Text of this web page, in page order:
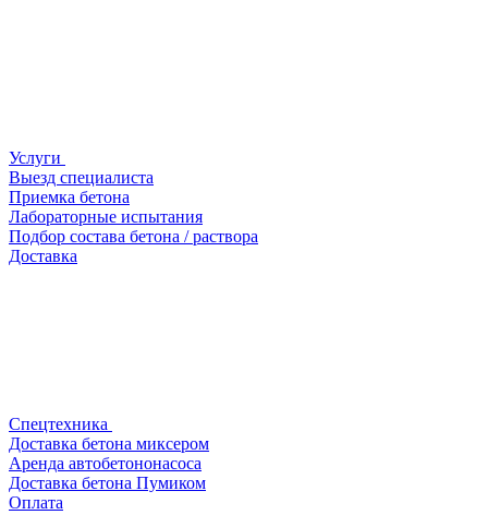
Услуги
Выезд специалиста
Приемка бетона
Лабораторные испытания
Подбор состава бетона / раствора
Доставка
Спецтехника
Доставка бетона миксером
Аренда автобетононасоса
Доставка бетона Пумиком
Оплата